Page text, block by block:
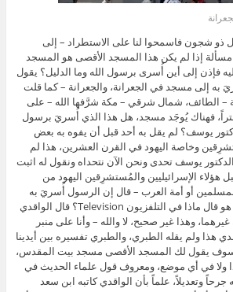
ذو شجون فاسمحوا لنا على الاستطراد – إلى
إذا لم يكن هذا المسجد الأقصى هو المسجد
فإذن إلى أين أُسرى برسول الله وما الدليل؟ يقول
به إلى مسجد في الجعرانة، والجعرانة – كما قلت
الطائف، شمال شرقي – مكة شرَّفها الله – على
فهناك يُوجَد مسجد، هل هذا الذي أُسريَ برسول
دكتور يوسف؟ لم يقل به أحد قبل أن يفوه به بعض
وخاصة اليهود في القرن العشرين، هذا لم
يوسف تحدى ونحن الآن نتحداه ونقول له اثبت
هؤلاء الإسرائيليين والمُستشرِقين اليهود من
أو أمة العرب – قال إن الرسول أُسريَ به
إلى مسجد الجعرانة، لكن هو قال ماذا في التلفزيون Television؟ قال الواقدي
وهذا غير صحيح، لا والله – وأنا على منبر
هذا ولم يقله الطبري، والطبري تفسيره بين أيدينا
سوف يقول لك المسجد الأقصى مسجد بيت المقدس،
ولا في أي موضع، ومعروف قول علماء الحديث في
جرحاً وتعديلاً، علماً بأن الواقدي كاتبه ابن سعد